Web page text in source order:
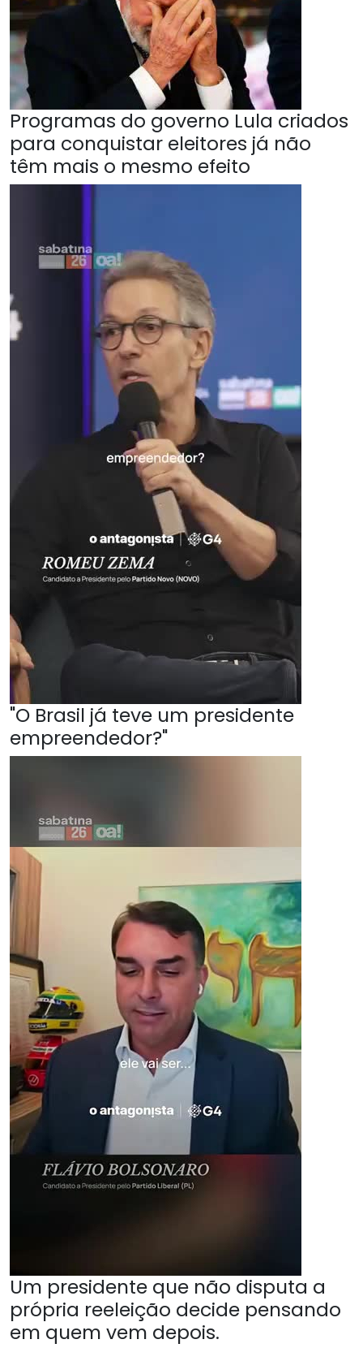
Programas do governo Lula criados
para conquistar eleitores já não
têm mais o mesmo efeito
"O Brasil já teve um presidente
empreendedor?"
Um presidente que não disputa a
própria reeleição decide pensando
em quem vem depois.